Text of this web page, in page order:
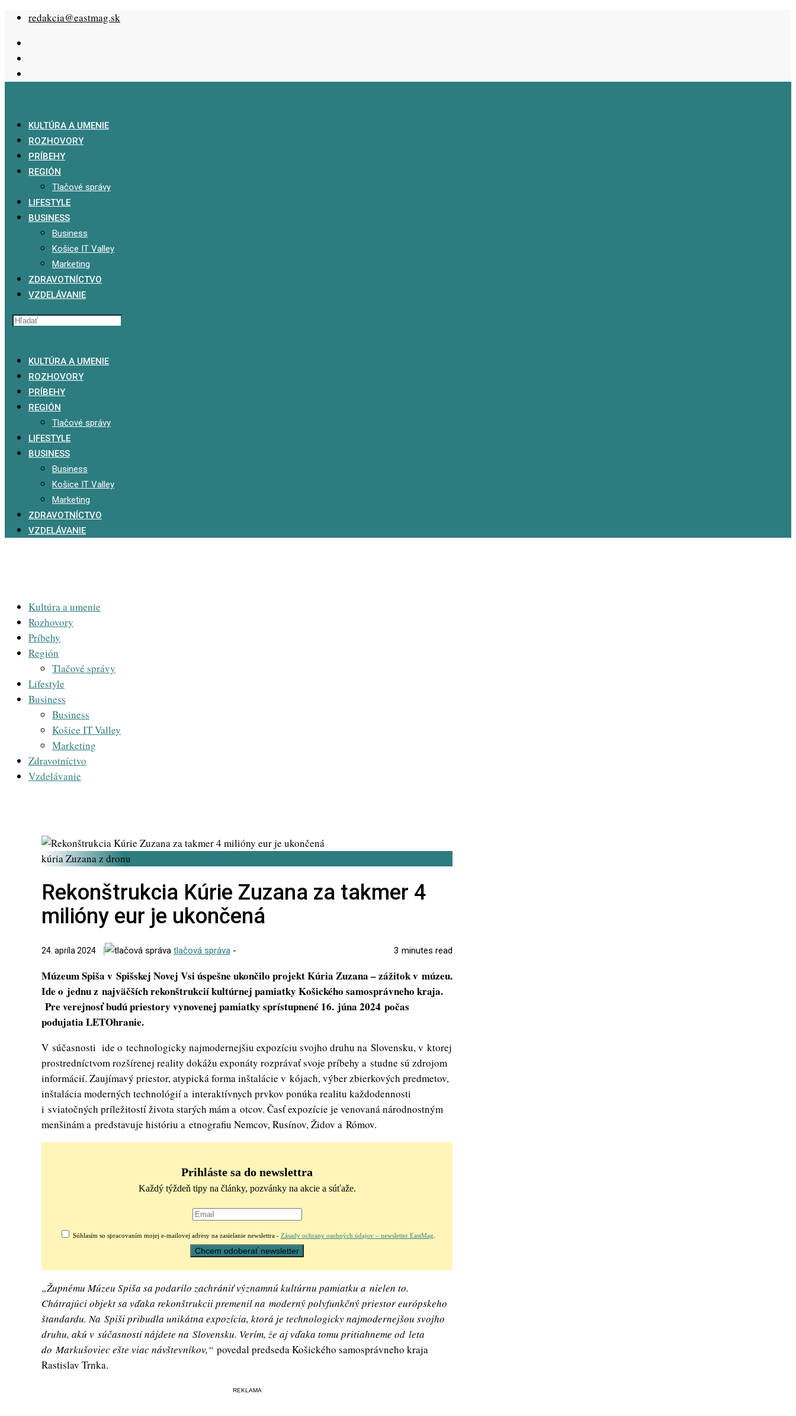
Skip
content
redakcia@eastmag.sk
KULTÚRA A UMENIE
ROZHOVORY
PRÍBEHY
REGIÓN
Tlačové správy
LIFESTYLE
BUSINESS
Business
Košice IT Valley
Marketing
ZDRAVOTNÍCTVO
VZDELÁVANIE
KULTÚRA A UMENIE
ROZHOVORY
PRÍBEHY
REGIÓN
Tlačové správy
LIFESTYLE
BUSINESS
Business
Košice IT Valley
Marketing
ZDRAVOTNÍCTVO
VZDELÁVANIE
Kultúra a umenie
Rozhovory
Príbehy
Región
Tlačové správy
Lifestyle
Business
Business
Košice IT Valley
Marketing
Zdravotníctvo
Vzdelávanie
kúria Zuzana z dronu
Rekonštrukcia Kúrie Zuzana za takmer 4
milióny eur je ukončená
24. apríla 2024 tlačová správa - 3 minutes read
Múzeum Spiša v Spišskej Novej Vsi úspešne ukončilo projekt Kúria Zuzana – zážitok v múzeu.
Ide o jednu z najväčších rekonštrukcií kultúrnej pamiatky Košického samosprávneho kraja.
Pre verejnosť budú priestory vynovenej pamiatky sprístupnené 16. júna 2024 počas
podujatia LETOhranie.
V súčasnosti ide o technologicky najmodernejšiu expozíciu svojho druhu na Slovensku, v ktorej
prostredníctvom rozšírenej reality dokážu exponáty rozprávať svoje príbehy a studne sú zdrojom
informácií. Zaujímavý priestor, atypická forma inštalácie v kójach, výber zbierkových predmetov,
inštalácia moderných technológií a interaktívnych prvkov ponúka realitu každodennosti
i sviatočných príležitostí života starých mám a otcov. Časť expozície je venovaná národnostným
menšinám a predstavuje históriu a etnografiu Nemcov, Rusínov, Židov a Rómov.
Prihláste sa do newslettra
Každý týždeň tipy na články, pozvánky na akcie a súťaže.
Súhlasím so spracovaním mojej e-mailovej adresy na zasielanie newslettra - Zásady ochrany osobných údajov – newsletter EastMag
„Župnému Múzeu Spiša sa podarilo zachrániť významnú kultúrnu pamiatku a nielen to.
Chátrajúci objekt sa vďaka rekonštrukcii premenil na moderný polyfunkčný priestor európskeho
štandardu. Na Spiši pribudla unikátna expozícia, ktorá je technologicky najmodernejšou svojho
druhu, akú v súčasnosti nájdete na Slovensku. Verím, že aj vďaka tomu pritiahneme od leta
do Markušoviec ešte viac návštevníkov,“ povedal predseda Košického samosprávneho kraja
Rastislav Trnka.
REKLAMA